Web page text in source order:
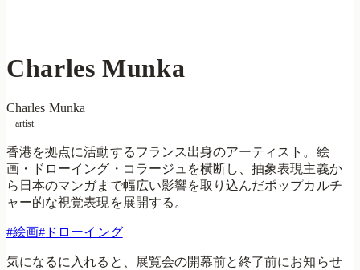
Charles Munka
Charles Munka
artist
香港を拠点に活動するフランス出身のアーティスト。絵
画・ドローイング・コラージュを横断し、抽象表現主義か
ら日本のマンガまで幅広い影響を取り込んだポップカルチ
ャー的な視覚表現を展開する。
#絵画# ドローイング
気になるに入れると、展覧会の開幕前と終了前にお知らせ